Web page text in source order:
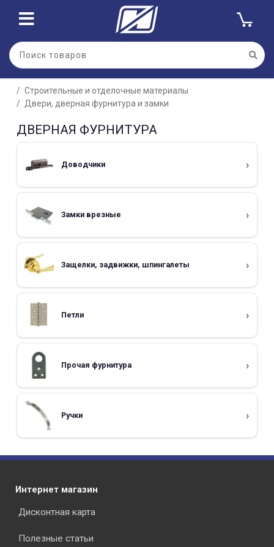
Строительные и отделочные материалы
Двери, дверная фурнитура и замки
ДВЕРНАЯ ФУРНИТУРА
Доводчики
Замки врезные
Защелки, задвижки, шпингалеты
Петли
Прочая фурнитура
Ручки
Интернет магазин
Дисконтная карта
Полезные статьи